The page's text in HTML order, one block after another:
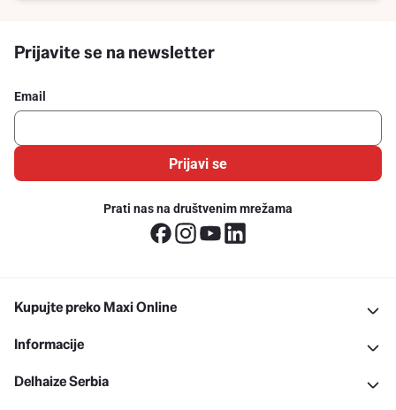
Prijavite se na newsletter
Email
Prijavi se
Prati nas na društvenim mrežama
Kupujte preko Maxi Online
Informacije
Delhaize Serbia